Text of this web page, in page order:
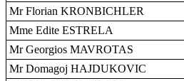
Mr Florian KRONBICHLER
Mme Edite ESTRELA
Mr Georgios MAVROTAS
Mr Domagoj HAJDUKOVIC